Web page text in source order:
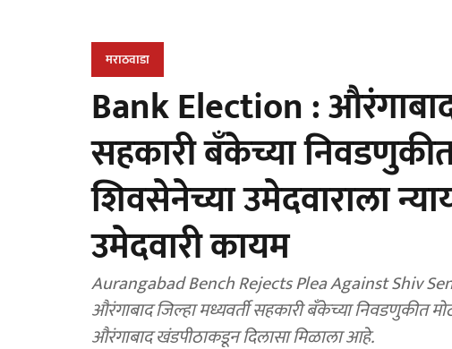
मराठवाडा
Bank Election : औरंगाबाद
सहकारी बँकेच्या
शिवसेनेच्या उमेदवाराला
उमेदवारी कायम
Aurangabad Bench Rejects Plea Against Shiv
औरंगाबाद जिल्हा मध्यवर्ती सहकारी बँकेच्या निवडणुकीत
औरंगाबाद खंडपीठाकडून दिलासा मिळाला आहे.